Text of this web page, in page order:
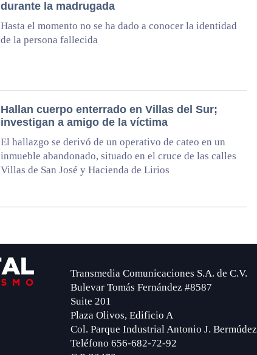
durante la madrugada
Hasta el momento no se ha dado a conocer la identidad
de la persona fallecida
Hallan cuerpo enterrado en Villas del Sur;
investigan a amigo de la víctima
El hallazgo se derivó de un operativo de cateo en un
inmueble abandonado, situado en el cruce de las calles
Villas de San José y Hacienda de Lirios
Transmedia Comunicaciones S.A. de C.V.
Bulevar Tomás Fernández #8587
Suite 201
Plaza Olivos, Edificio A
Col. Parque Industrial Antonio J. Bermúdez
Teléfono 656-682-72-92